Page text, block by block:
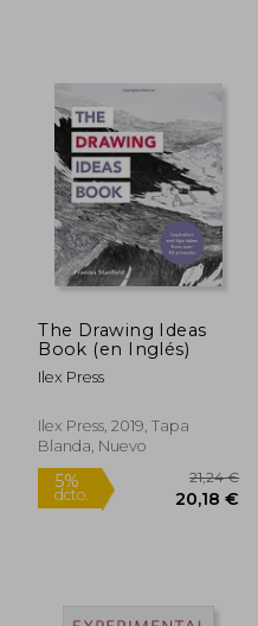
5%
dcto.
16,90 €
16,06 €
The Drawing Ideas
Book (en Inglés)
Ilex Press
Ilex Press, 2019, Tapa
Blanda, Nuevo